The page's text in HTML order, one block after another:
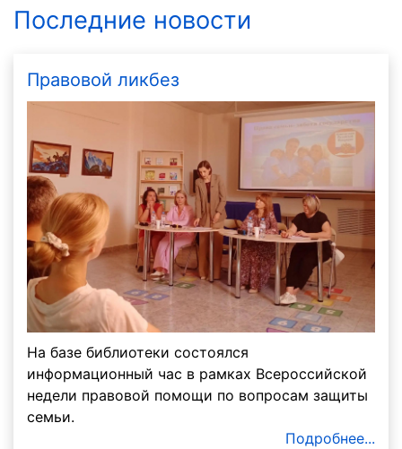
Последние новости
Правовой ликбез
На базе библиотеки состоялся
информационный час в рамках Всероссийской
недели правовой помощи по вопросам защиты
семьи.
Подробнее...